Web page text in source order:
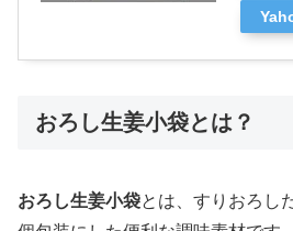
おろし生姜小袋とは？
おろし生姜小袋とは、すりおろし